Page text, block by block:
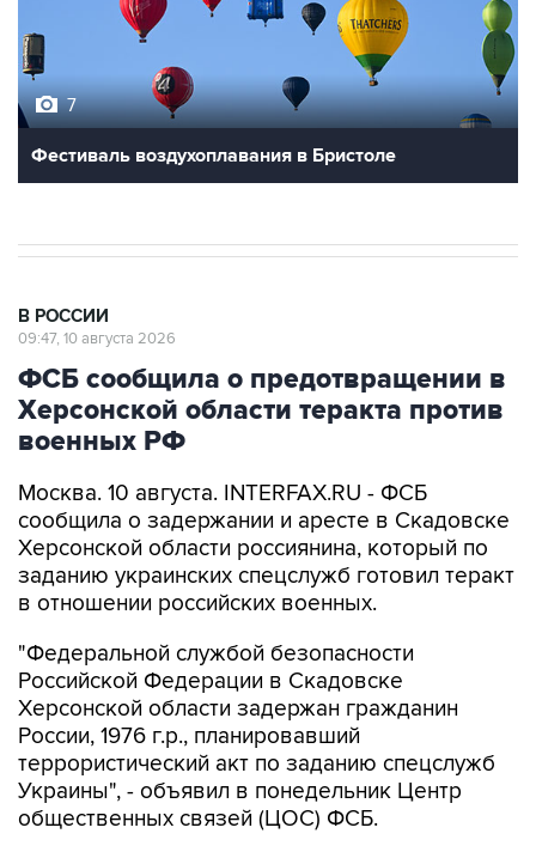
7
Фестиваль воздухоплавания в Бристоле
В РОССИИ
09:47, 10 августа 2026
ФСБ сообщила о предотвращении в
Херсонской области теракта против
военных РФ
Москва. 10 августа. INTERFAX.RU - ФСБ
сообщила о задержании и аресте в Скадовске
Херсонской области россиянина, который по
заданию украинских спецслужб готовил теракт
в отношении российских военных.
"Федеральной службой безопасности
Российской Федерации в Скадовске
Херсонской области задержан гражданин
России, 1976 г.р., планировавший
террористический акт по заданию спецслужб
Украины", - объявил в понедельник Центр
общественных связей (ЦОС) ФСБ.